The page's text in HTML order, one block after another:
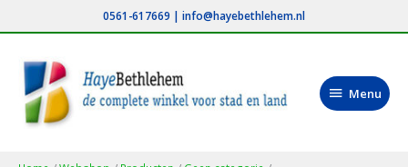
naar
inhoud
0561-617669 | info@hayebethlehem.nl
Menu
Menu